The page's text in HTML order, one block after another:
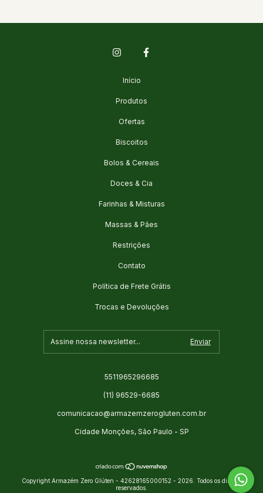
Início
Produtos
Ofertas
Biscoitos
Bolos & Cereais
Doces & Cia
Farinhas & Misturas
Massas & Pães
Restrições
Contato
Política de Frete Grátis
Trocas e Devoluções
5511965296685
(11) 96529-6685
comunicacao@armazemzerogluten.com.br
Cidade Monções, São Paulo - SP
Copyright Armazém Zero Glúten - 42628165000152 - 2026. Todos os direitos
reservados.